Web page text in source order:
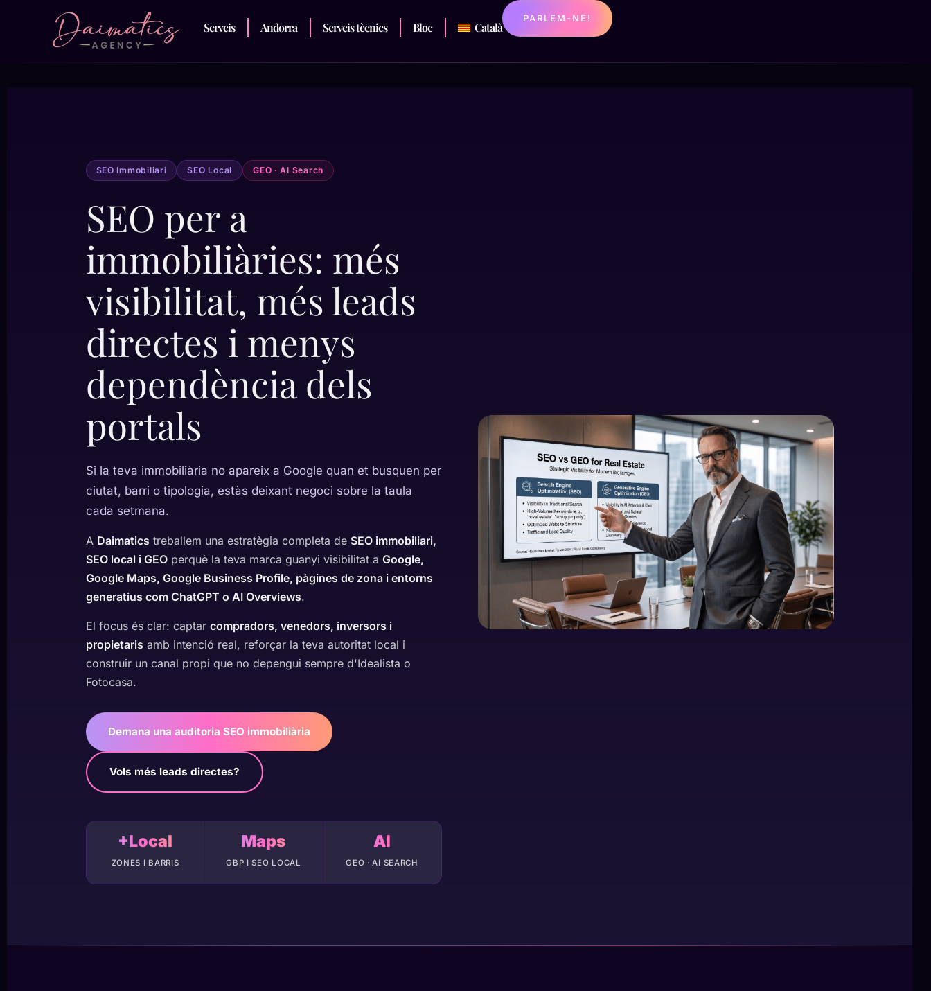
Serveis Andorra Serveis tècnics Bloc Català
PARLEM-NE!
SEO Immobiliari SEO Local GEO · AI Search
SEO per a
immobiliàries: més
visibilitat, més leads
directes i menys
dependència dels
portals
Si la teva immobiliària no apareix a Google quan et busquen per
ciutat, barri o tipologia, estàs deixant negoci sobre la taula
cada setmana.
A Daimatics treballem una estratègia completa de SEO immobiliari,
SEO local i GEOperquè la teva marca guanyi visibilitat a Google,
Google Maps, Google Business Profile, pàgines de zona i entorns
generatius com ChatGPT o AI Overviews.
El focus és clar: captar compradors, venedors, inversors i
propietaris amb intenció real, reforçar la teva autoritat local i
construir un canal propi que no depengui sempre d'Idealista o
Fotocasa.
Demana una auditoria SEO immobiliària
Vols més leads directes?
+Local
ZONES I BARRIS
Maps
GBP I SEO LOCAL
AI
GEO · AI SEARCH